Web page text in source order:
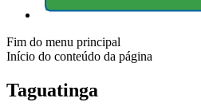
Fim do menu principal
Início do conteúdo da página
Taguatinga